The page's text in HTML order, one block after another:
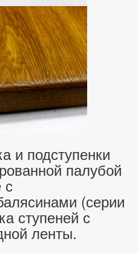
и подступенки
палубой
с
(серии
ступеней с
ленты.